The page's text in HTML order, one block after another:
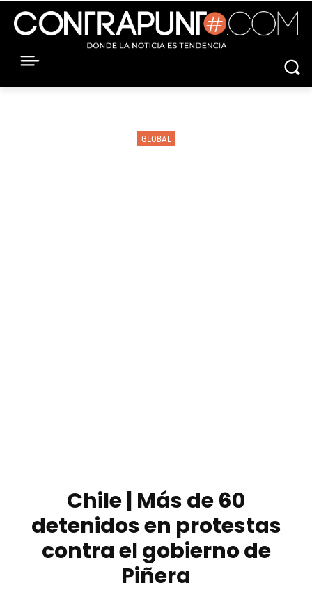
GLOBAL
Chile | Más de 60
detenidos en protestas
contra el gobierno de
Piñera